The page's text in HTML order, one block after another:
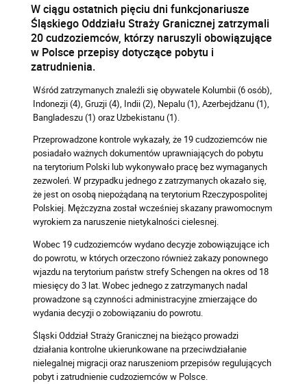
W ciągu ostatnich pięciu dni funkcjonariusze
Śląskiego Oddziału Straży Granicznej zatrzymali
20 cudzoziemców, którzy naruszyli obowiązujące
w Polsce przepisy dotyczące pobytu i
zatrudnienia.
Wśród zatrzymanych znaleźli się obywatele Kolumbii (6 osób),
Indonezji (4), Gruzji (4), Indii (2), Nepalu (1), Azerbejdżanu (1),
Bangladeszu (1) oraz Uzbekistanu (1).
Przeprowadzone kontrole wykazały, że 19 cudzoziemców nie
posiadało ważnych dokumentów uprawniających do pobytu
na terytorium Polski lub wykonywało pracę bez wymaganych
zezwoleń. W przypadku jednego z zatrzymanych okazało się,
że jest on osobą niepożądaną na terytorium Rzeczypospolitej
Polskiej. Mężczyzna został wcześniej skazany prawomocnym
wyrokiem za naruszenie nietykalności cielesnej.
Wobec 19 cudzoziemców wydano decyzje zobowiązujące ich
do powrotu, w których orzeczono również zakazy ponownego
wjazdu na terytorium państw strefy Schengen na okres od 18
miesięcy do 3 lat. Wobec jednego z zatrzymanych nadal
prowadzone są czynności administracyjne zmierzające do
wydania decyzji o zobowiązaniu do powrotu.
Śląski Oddział Straży Granicznej na bieżąco prowadzi
działania kontrolne ukierunkowane na przeciwdziałanie
nielegalnej migracji oraz naruszeniom przepisów regulujących
pobyt i zatrudnienie cudzoziemców w Polsce.